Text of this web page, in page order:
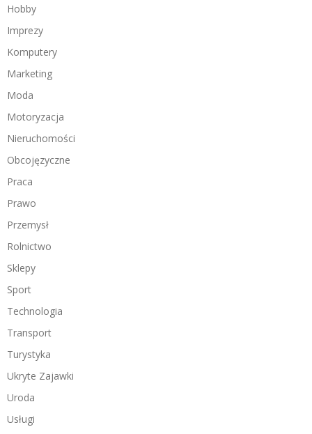
Hobby
Imprezy
Komputery
Marketing
Moda
Motoryzacja
Nieruchomości
Obcojęzyczne
Praca
Prawo
Przemysł
Rolnictwo
Sklepy
Sport
Technologia
Transport
Turystyka
Ukryte Zajawki
Uroda
Usługi